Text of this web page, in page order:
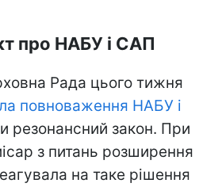
про НАБУ і САП
Рада цього тижня
повноваження НАБУ і
резонансний закон. При
з питань розширення
на таке рішення